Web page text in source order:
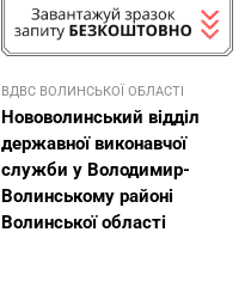
ВДВС ВОЛИНСЬКОЇ ОБЛАСТІ
Нововолинський відділ
державної виконавчої
служби у Володимир-
Волинському районі
Волинської області